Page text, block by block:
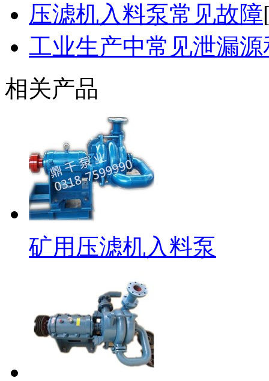
压滤机入料泵常见故障
工业生产中常见泄漏
相关产品
矿用压滤机入料泵